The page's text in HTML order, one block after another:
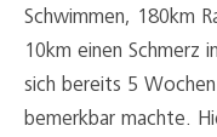
Schwimmen, 180km
10km einen Schmerz
sich bereits 5
bemerkbar machte.